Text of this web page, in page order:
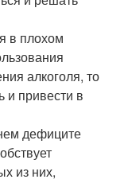
в плохом
алкоголя, то
и привести в
дефиците
из них,